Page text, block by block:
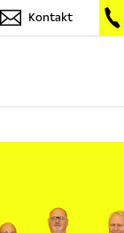
Kontakt